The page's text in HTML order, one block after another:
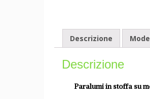
Descrizione
Descrizione
Paralumi in stoffa su